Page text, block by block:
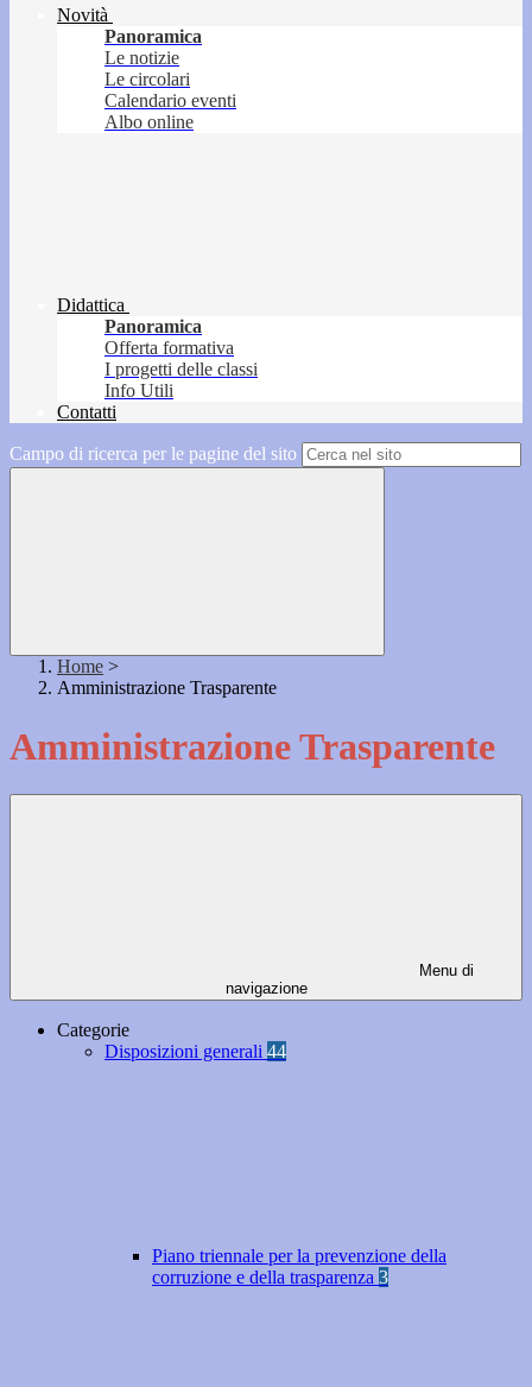
Novità
Panoramica
Le notizie
Le circolari
Calendario eventi
Albo online
Didattica
Panoramica
Offerta formativa
I progetti delle classi
Info Utili
Contatti
Campo di ricerca per le pagine del sito
Home >
Amministrazione Trasparente
Amministrazione Trasparente
Menu di
navigazione
Categorie
Disposizioni generali 44
Piano triennale per la prevenzione della
corruzione e della trasparenza 3